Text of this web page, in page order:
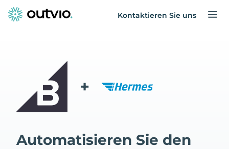
Kontaktieren Sie uns
+
Automatisieren Sie den